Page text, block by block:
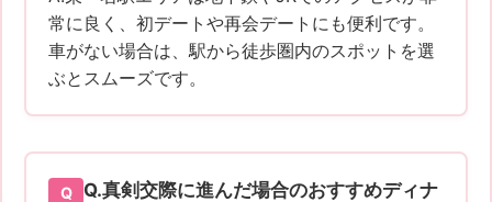
常に良く、初デートや再会デートにも便利です。
車がない場合は、駅から徒歩圏内のスポットを選
ぶとスムーズです。
Q.真剣交際に進んだ場合のおすすめディナ